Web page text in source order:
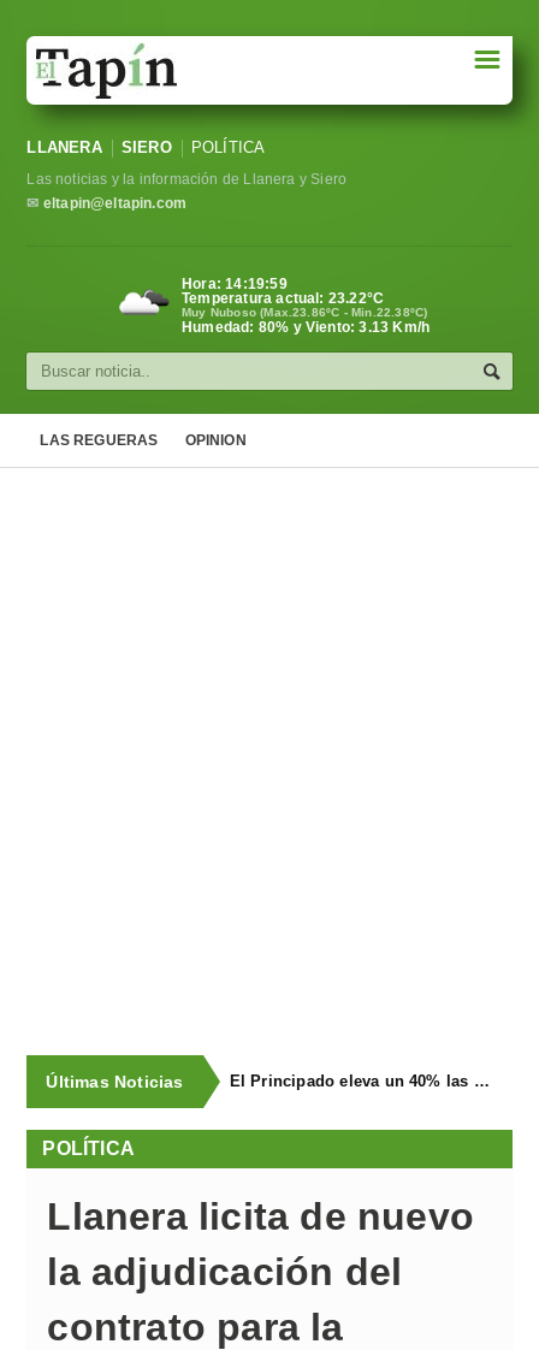
Sociedad
Política
Cultura
☰
LLANERA SIERO POLÍTICA
Las noticias y la información de Llanera y Siero
✉ eltapin@eltapin.com
Hora:14:19:59
Temperatura actual: 23.22°C
Muy Nuboso (Max.23.86ºC - Min.22.38ºC)
Humedad: 80% y Viento: 3.13 Km/h
LAS REGUERAS OPINION
Últimas Noticias El Principado eleva un 40% las ayudas a la producción ecológica, que superan los cuatro millones de euros
POLÍTICA
Llanera licita de nuevo
la adjudicación del
contrato para la